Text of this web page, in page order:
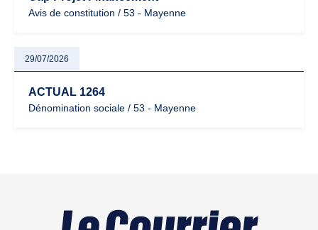
Avis de constitution / 53 - Mayenne
29/07/2026
ACTUAL 1264
Dénomination sociale / 53 - Mayenne